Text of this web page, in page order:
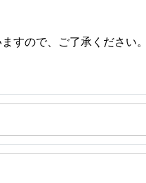
すので、ご了承ください。